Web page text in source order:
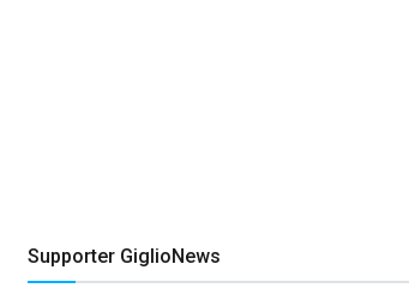
Supporter GiglioNews